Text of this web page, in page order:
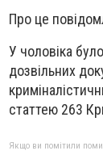
Про це
У чоловіка
дозвільних
статтею 263
Якщо ви помітили